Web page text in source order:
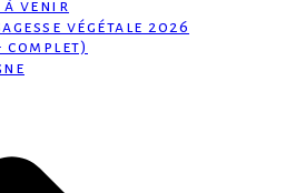
à venir
végétale 2026
complet)